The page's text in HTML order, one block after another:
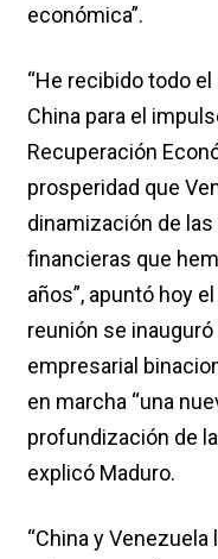
económica”.
“He recibido todo
China para el
Recuperación
prosperidad que
dinamización de
financieras que
años”, apuntó hoy
reunión se
empresarial
en marcha “una
profundización de
explicó Maduro.
“China y